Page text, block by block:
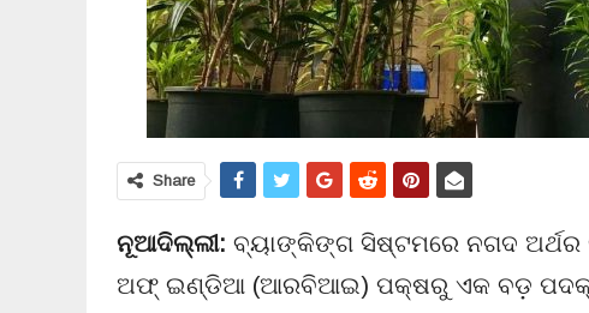
Share
ନୂଆଦିଲ୍ଲୀ: ବ୍ୟାଙ୍କିଙ୍ଗ ସିଷ୍ଟମରେ ନଗଦ ଅର୍ଥର
ଅଫ୍ ଇଣ୍ଡିଆ (ଆରବିଆଇ) ପକ୍ଷରୁ ଏକ ବଡ଼